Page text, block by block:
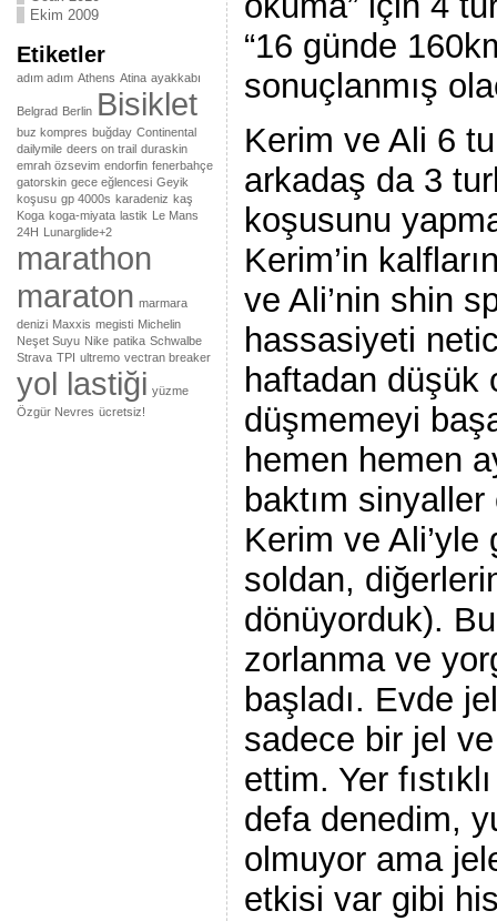
Ekim 2009
Etiketler
adım adım Athens Atina ayakkabı
Belgrad Berlin Bisiklet
buz kompres buğday Continental
dailymile deers on trail duraskin
emrah özsevim endorfin fenerbahçe
gatorskin gece eğlencesi Geyik
koşusu gp 4000s karadeniz kaş
Koga koga-miyata lastik Le Mans
24H Lunarglide+2
marathon
maraton marmara
denizi Maxxis megisti Michelin
Neşet Suyu Nike patika Schwalbe
Strava TPI ultremo vectran breaker
yol lastiği yüzme
Özgür Nevres ücretsiz!
“16 günde
sonuçlanmış
Kerim ve Ali 6
arkadaş da 3
koşusunu
Kerim’in
ve Ali’nin shin
hassasiyeti
haftadan düşük
düşmemeyi
hemen hemen
baktım
Kerim ve
soldan,
dönüyorduk).
zorlanma ve
başladı. Evde
sadece bir jel
ettim. Yer
defa denedim,
olmuyor ama
etkisi var gibi